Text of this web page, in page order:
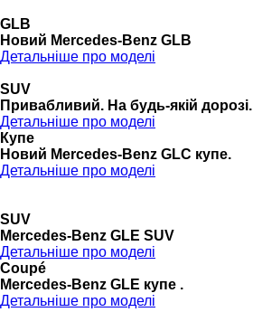
GLB
Новий Mercedes-Benz GLB
Детальніше про моделі
SUV
Привабливий. На будь-якій дорозі.
Детальніше про моделі
Купе
Новий Mercedes-Benz GLС купе.
Детальніше про моделі
SUV
Mercedes-Benz GLE SUV
Детальніше про моделі
Coupé
Mercedes-Benz GLE купе .
Детальніше про моделі